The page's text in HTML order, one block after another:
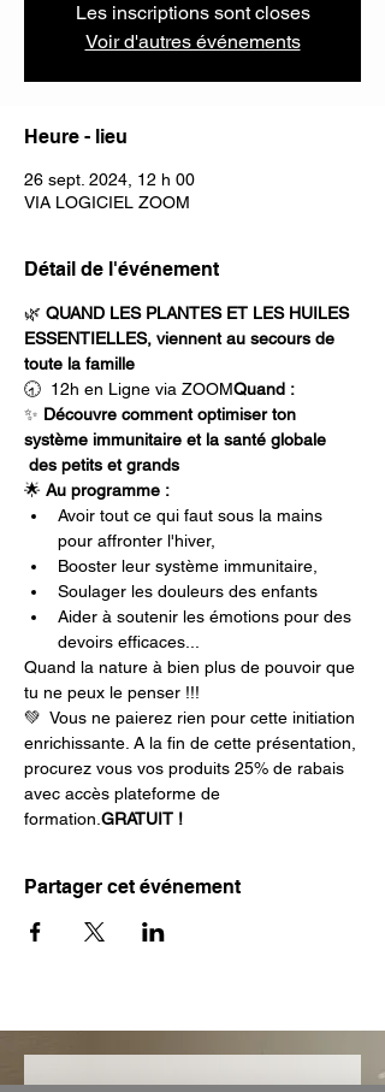
Les inscriptions sont closes
Voir d'autres événements
Heure - lieu
26 sept. 2024, 12 h 00
VIA LOGICIEL ZOOM
Détail de l'événement
🌿 QUAND LES PLANTES ET LES HUILES
ESSENTIELLES, viennent au secours de
toute la famille
🕣 12h en Ligne via ZOOMQuand :
✨ Découvre comment optimiser ton
système immunitaire et la santé globale
des petits et grands
🌟 Au programme :
Avoir tout ce qui faut sous la mains
pour affronter l'hiver,
Booster leur système immunitaire,
Soulager les douleurs des enfants
Aider à soutenir les émotions pour des
devoirs efficaces...
Quand la nature à bien plus de pouvoir que
tu ne peux le penser !!!
💚 Vous ne paierez rien pour cette initiation
enrichissante. A la fin de cette présentation,
procurez vous vos produits 25% de rabais
avec accès plateforme de
formation. GRATUIT !
Partager cet événement